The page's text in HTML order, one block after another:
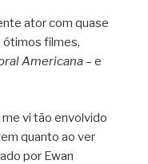
ator com quase
ótimos filmes,
Americana– e
vi tão envolvido
quanto ao ver
por Ewan